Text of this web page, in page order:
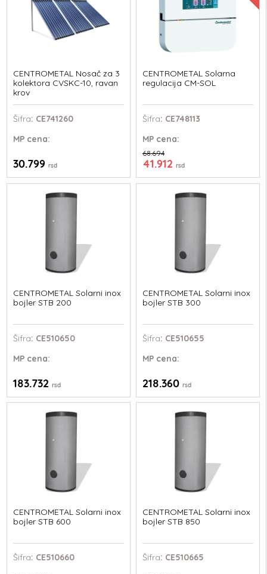
CENTROMETAL Nosač za 3
kolektora CVSKC-10, ravan
krov
Šifra: CE741260
MP cena:
30.799rsd
CENTROMETAL Solarna
regulacija CM-SOL
Šifra: CE748113
MPcena:
68.694
41.912 rsd
CENTROMETAL Solarni inox
bojler STB 200
Šifra: CE510650
MP cena:
183.732rsd
CENTROMETAL Solarni inox
bojler STB 300
Šifra: CE510655
MPcena:
218.360 rsd
CENTROMETAL Solarni inox
bojler STB 600
Šifra: CE510660
CENTROMETAL Solarni inox
bojler STB 850
Šifra: CE510665